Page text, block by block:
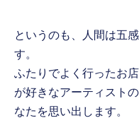
というのも、人間は五
す。
ふたりでよく行ったお
が好きなアーティスト
なたを思い出します。